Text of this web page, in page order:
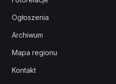
Ogłoszenia
Archiwum
Mapa regionu
Kontakt